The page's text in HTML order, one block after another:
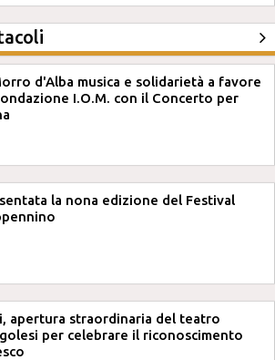
d'Alba musica e solidarietà a favore
I.O.M. con il Concerto per
la nona edizione del Festival
apertura straordinaria del teatro
per celebrare il riconoscimento